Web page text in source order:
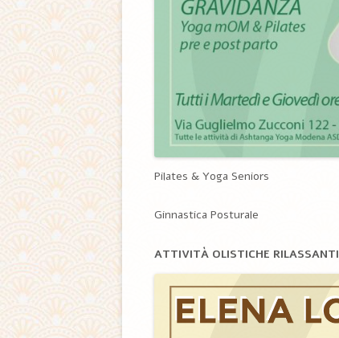
Pilates & Yoga Seniors
Ginnastica Posturale
ATTIVITÀ OLISTICHE RILASSANTI